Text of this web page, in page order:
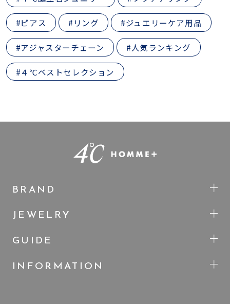
#ピアス #リング #ジュエリーケア用品
#アジャスターチェーン #人気ランキング
#４℃ベストセレクション
BRAND
JEWELRY
GUIDE
INFORMATION